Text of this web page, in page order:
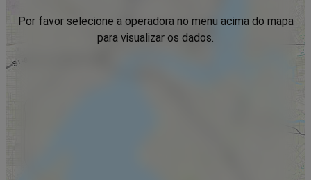
Por favor selecione a operadora no menu acima do mapa
para visualizar os dados.